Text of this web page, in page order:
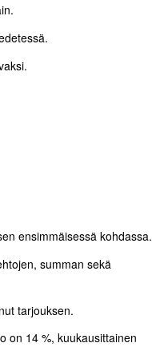
ensimmäisessä kohdassa.
summan sekä
tarjouksen.
on 14 %, kuukausittainen